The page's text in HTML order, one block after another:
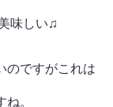
味しい♫
のですがこれは
。